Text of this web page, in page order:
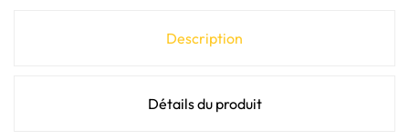
Description
Détails du produit